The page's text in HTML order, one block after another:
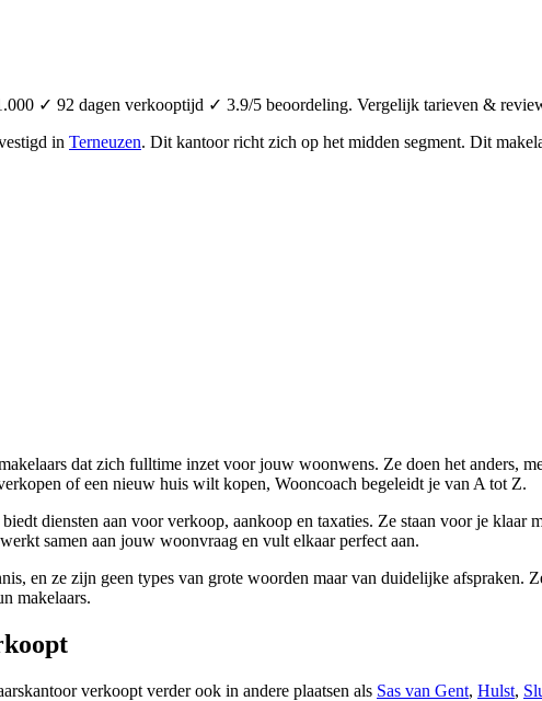
✓ 92 dagen verkooptijd ✓ 3.9/5 beoordeling. Vergelijk tarieven &
in Terneuzen. Dit kantoor richt zich op het midden segment. Dit
dat zich fulltime inzet voor jouw woonwens. Ze doen het anders,
of een nieuw huis wilt kopen, Wooncoach begeleidt je van A tot Z.
diensten aan voor verkoop, aankoop en taxaties. Ze staan voor je
samen aan jouw woonvraag en vult elkaar perfect aan.
en ze zijn geen types van grote woorden maar van duidelijke
makelaars.
verkoopt verder ook in andere plaatsen als Sas van Gent, Hulst,